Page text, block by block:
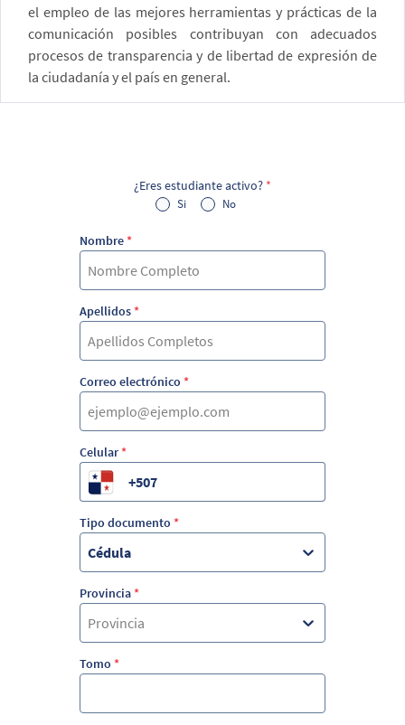
el empleo de las mejores herramientas y prácticas de la
comunicación posibles contribuyan con adecuados
procesos de transparencia y de libertad de expresión de
la ciudadanía y el país en general.
¿Eres estudiante activo? *
Si No
Nombre*
Apellidos*
Correo electrónico *
Celular*
Tipo documento *
Cédula
Provincia*
Provincia
Tomo *